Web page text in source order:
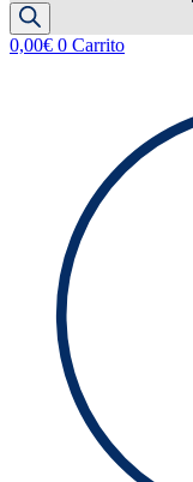
0,00€ 0 Carrito